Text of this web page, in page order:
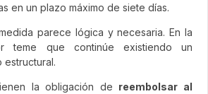
en un plazo máximo de siete días.
parece lógica y necesaria. En la
teme que continúe existiendo un
estructural.
la obligación de reembolsar al